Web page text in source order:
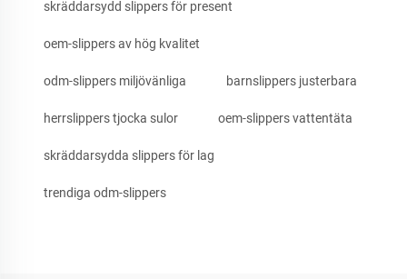
skräddarsydd slippers för present
oem-slippers av hög kvalitet
odm-slippers miljövänliga barnslippers justerbara
herrslippers tjocka sulor oem-slippers vattentäta
skräddarsydda slippers för lag
trendiga odm-slippers